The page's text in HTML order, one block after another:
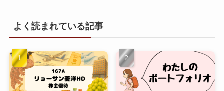
よく読まれている記事